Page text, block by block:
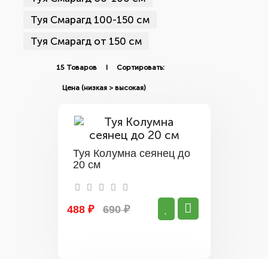
Туя Смарагд 100-150 см
Туя Смарагд от 150 см
15 Товаров I Сортировать:
Туя Колумна сеянец до
20 см
488 ₽ 690 ₽